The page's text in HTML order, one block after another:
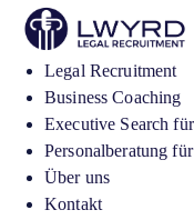
Legal Recruitment
Business Coaching
Executive Search
Personalberatung
Über uns
Kontakt